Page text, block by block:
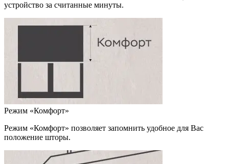
устройство за считанные минуты.
Режим «Комфорт»
Режим «Комфорт» позволяет запомнить удобное для Вас
положение шторы.